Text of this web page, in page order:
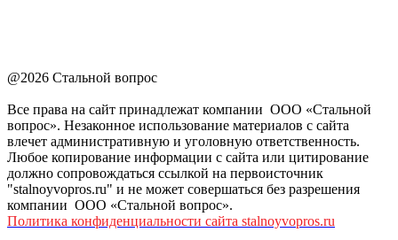
@2026 Стальной вопрос
Все права на сайт принадлежат компании ООО «Стальной
вопрос». Незаконное использование материалов с сайта
влечет административную и уголовную ответственность.
Любое копирование информации с сайта или цитирование
должно сопровождаться ссылкой на первоисточник
"stalnoyvopros.ru" и не может совершаться без разрешения
компании ООО «Стальной вопрос».
Политика конфиденциальности сайта stalnoyvopros.ru